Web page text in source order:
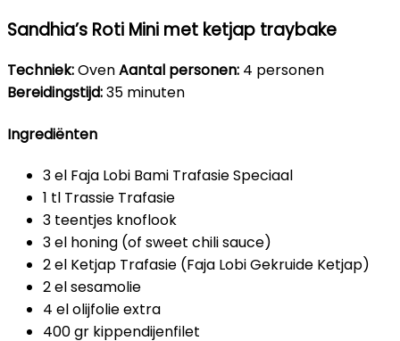
Sandhia’s Roti Mini met ketjap traybake
Techniek:OvenAantal personen: 4 personen
Bereidingstijd:35 minuten
Ingrediënten
3 el Faja Lobi Bami Trafasie Speciaal
1 tl Trassie Trafasie
3 teentjes knoflook
3 el honing (of sweet chili sauce)
2 el Ketjap Trafasie (Faja Lobi Gekruide Ketjap)
2 el sesamolie
4 el olijfolie extra
400 gr kippendijenfilet